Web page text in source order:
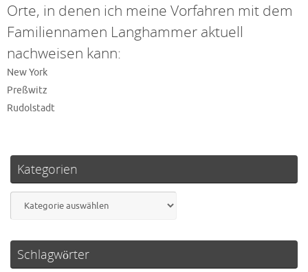
Orte, in denen ich meine Vorfahren mit dem
Familiennamen Langhammer aktuell
nachweisen kann:
New York
Preßwitz
Rudolstadt
Kategorien
Schlagwörter